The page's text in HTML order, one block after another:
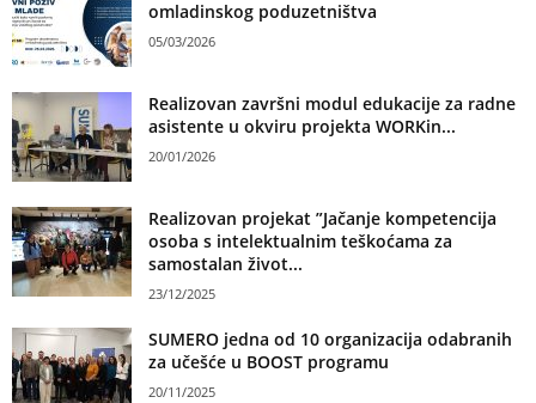
omladinskog poduzetništva
05/03/2026
Realizovan završni modul edukacije za radne
asistente u okviru projekta WORKin...
20/01/2026
Realizovan projekat ”Jačanje kompetencija
osoba s intelektualnim teškoćama za
samostalan život...
23/12/2025
SUMERO jedna od 10 organizacija odabranih
za učešće u BOOST programu
20/11/2025